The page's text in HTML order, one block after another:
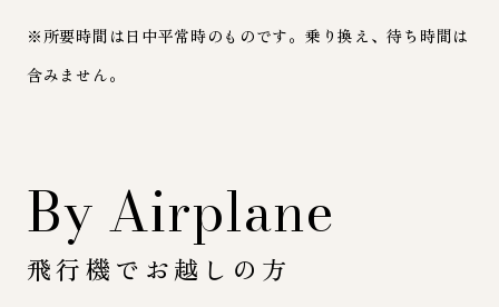
※所要時間は日中平常時のものです。乗り換え、待ち時間は
含みません。
By Airplane
飛行機でお越しの方